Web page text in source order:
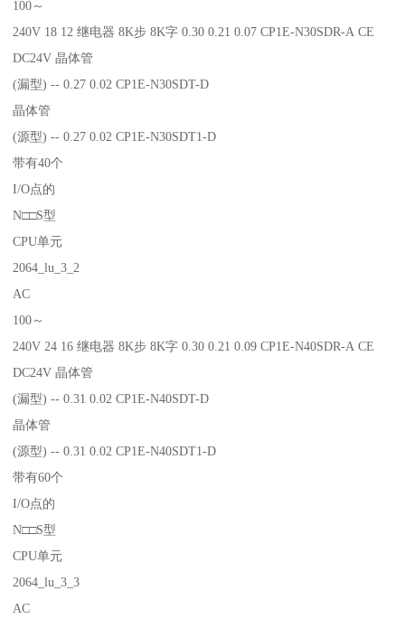
100～
240V 18 12 继电器 8K步 8K字 0.30 0.21 0.07 CP1E-N30SDR-A CE
DC24V 晶体管
(漏型) -- 0.27 0.02 CP1E-N30SDT-D
晶体管
(源型) -- 0.27 0.02 CP1E-N30SDT1-D
带有40个
I/O点的
N□□S型
CPU单元
2064_lu_3_2
AC
100～
240V 24 16 继电器 8K步 8K字 0.30 0.21 0.09 CP1E-N40SDR-A CE
DC24V 晶体管
(漏型) -- 0.31 0.02 CP1E-N40SDT-D
晶体管
(源型) -- 0.31 0.02 CP1E-N40SDT1-D
带有60个
I/O点的
N□□S型
CPU单元
2064_lu_3_3
AC